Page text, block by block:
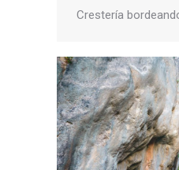
Crestería